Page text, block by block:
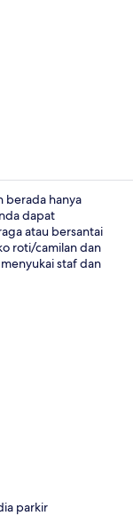
berada hanya
dapat
atau bersantai
roti/camilan dan
staf dan
Pemberhentian
parkir